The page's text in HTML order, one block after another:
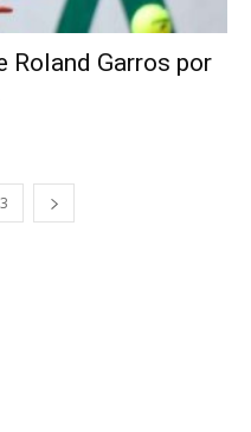
Roland Garros por
3